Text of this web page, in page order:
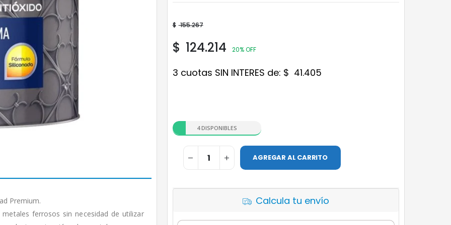
Premium.
ferrosos sin necesidad de utilizar
$ 155.267
$ 124.214 20% OFF
3 cuotas SIN INTERES de: $ 41.405
4 DISPONIBLES
AGREGAR AL CARRITO
Calcula tu envío